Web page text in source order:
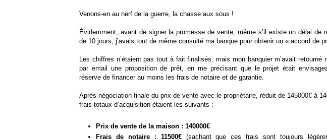
Venons-en au nerf de la guerre, la chasse aux sous !
Évidemment, avant de signer la promesse de vente, même s’il existe un délai de
de 10 jours, j’avais tout de même consulté ma banque pour obtenir un « accord de
Les chiffres n’étaient pas tout à fait finalisés, mais mon banquier m’avait retourné
par email une proposition de prêt, en me précisant que le projet était
réserve de financer au moins les frais de notaire et de garantie.
Après négociation finale du prix de vente avec le propriétaire, réduit de 145000€ à
frais totaux d’acquisition étaient les suivants :
Prix de vente de la maison : 140000€
Frais de notaire : 11500€(sachant que ces frais sont toujours